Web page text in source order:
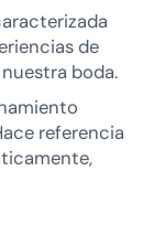
de
boda.
referencia